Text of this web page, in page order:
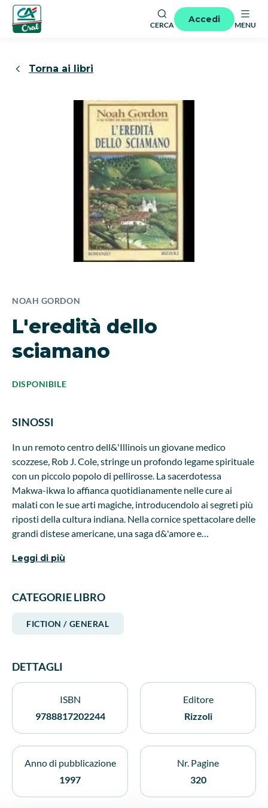
CERCA
Accedi
MENU
Torna ai libri
NOAH GORDON
L'eredità dello
sciamano
DISPONIBILE
SINOSSI
In un remoto centro dell&'Illinois un giovane medico
scozzese, Rob J. Cole, stringe un profondo legame spirituale
con un piccolo popolo di pellirosse. La sacerdotessa
Makwa-ikwa lo affianca quotidianamente nelle cure ai
malati con le sue arti magiche, introducendolo ai segreti più
riposti della cultura indiana. Nella cornice spettacolare delle
grandi distese americane, una saga d&'amore e
dalla suggestione dei miti e delle credenze indiane.
Leggi di più
CATEGORIE LIBRO
FICTION / GENERAL
DETTAGLI
ISBN
9788817202244
Editore
Rizzoli
Anno di pubblicazione
1997
Nr. Pagine
320